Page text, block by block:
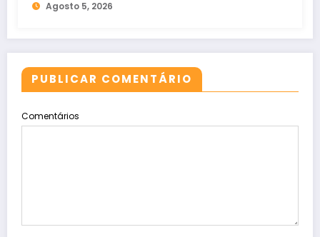
Agosto 5, 2026
PUBLICAR COMENTÁRIO
Comentários